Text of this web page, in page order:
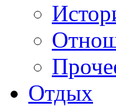
Отдых